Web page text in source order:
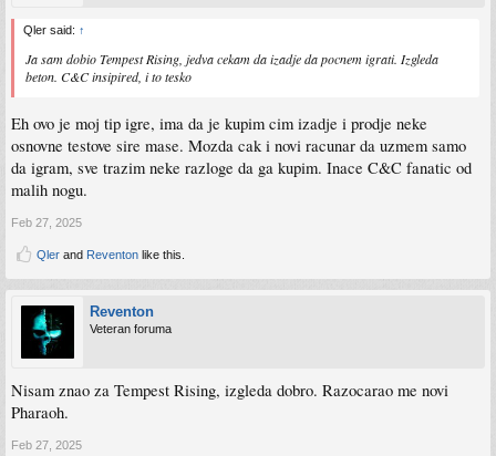
Qler said: ↑
Ja sam dobio Tempest Rising, jedva cekam da izadje da pocnem igrati. Izgleda
beton. C&C insipired, i to tesko
Eh ovo je moj tip igre, ima da je kupim cim izadje i prodje neke
osnovne testove sire mase. Mozda cak i novi racunar da uzmem samo
da igram, sve trazim neke razloge da ga kupim. Inace C&C fanatic od
malih nogu.
Feb 27, 2025
Qler and Reventon like this.
Reventon
Veteran foruma
Nisam znao za Tempest Rising, izgleda dobro. Razocarao me novi
Pharaoh.
Feb 27, 2025